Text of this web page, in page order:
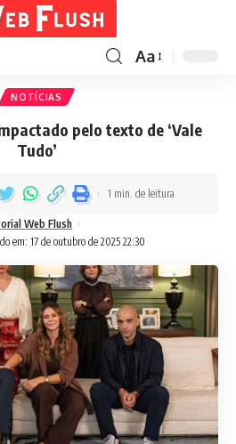
Aa
NOTÍCIAS
pelo texto de ‘Vale
Tudo’
em: 17 de outubro de 2025 22:30
Web Flush
1 min. de leitura